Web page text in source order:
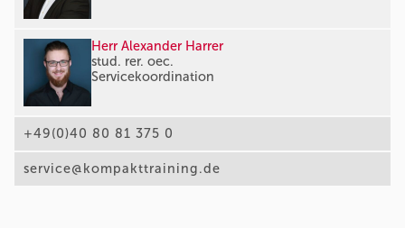
Herr Alexander Harrer
stud. rer. oec.
Servicekoordination
+49(0)40 80 81 375 0
service@kompakttraining.de